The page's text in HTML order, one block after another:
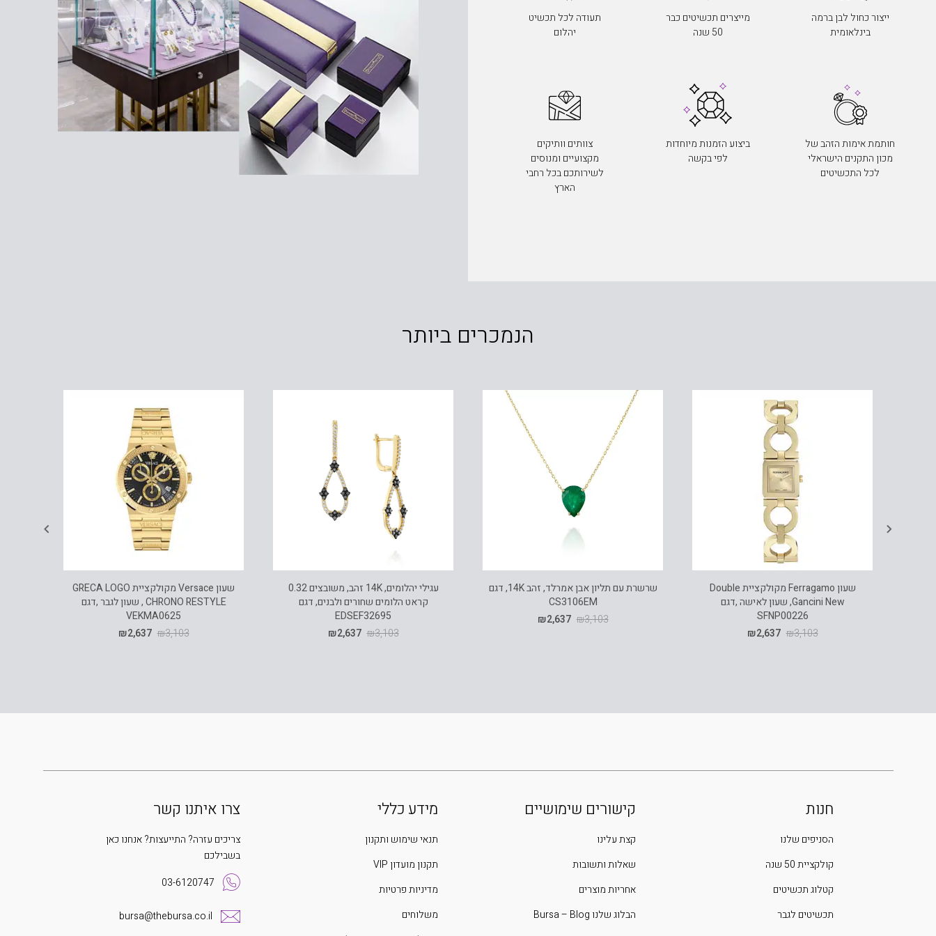
ייצור כחול לבן ברמה
בינלאומית
מייצרים תכשיטים כבר
50 שנה
תעודה לכל תכשיט
יהלום
חותמת אימות הזהב של
מכון התקנים הישראלי
לכל התכשיטים
ביצוע הזמנות מיוחדות
לפי בקשה
צוותים וותיקים
מקצועיים ומנוסים
לשירותכם בכל רחבי
הארץ
הנמכרים ביותר
שעון Ferragamo מקולקציית Double
Gancini New, שעון לאישה ,דגם
SFNP00226
₪3,103
₪2,637
שרשרת עם תליון אבן אמרלד, זהב 14K, דגם
CS3106EM
₪3,103
₪2,637
עגילי יהלומים, 14K זהב, משובצים 0.32
קראט הלומים שחורים ולבנים, דגם
EDSEF32695
₪3,103
₪2,637
שעון Versace מקולקציית GRECA LOGO
CHRONO RESTYLE , שעון לגבר ,דגם
VEKMA0625
₪3,103
₪2,637
חנות
הסניפים שלנו
קולקציית 50 שנה
קטלוג תכשיטים
תכשיטים לגבר
קישורים שימושיים
קצת עלינו
שאלות ותשובות
אחריות מוצרים
הבלוג שלנו Bursa – Blog
מידע כללי
תנאי שימוש ותקנון
תקנון מועדון VIP
מדיניות פרטיות
משלוחים
צרו איתנו קשר
צריכים עזרה? התייעצות? אנחנו כאן
בשבילכם
03-6120747
bursa@thebursa.co.il